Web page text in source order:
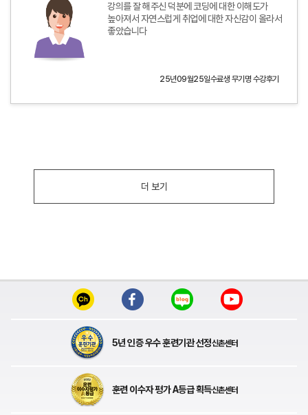
강의를 잘 해주신 덕분에 코딩에 대한 이해도가
높아져서 자연스럽게 취업에 대한 자신감이 올라서
좋았습니다
25년09월25일수료생 무기명 수강후기
더 보기
5년 인증 우수 훈련기관 선정신촌센터
훈련 이수자 평가 A등급 획득신촌센터